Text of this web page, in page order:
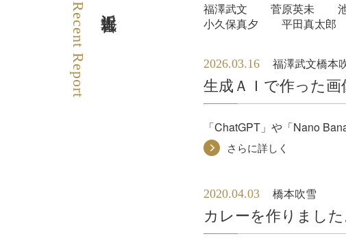
Recent Report 福澤武文 菅原英未
小久保真夕
平田真太郎
2026.03.16 福澤武文橋本
生成ＡＩで作った画
「ChatGPT」や「Nano
さらに詳しく
2020.04.03 橋本吹雪
カレーを作りました